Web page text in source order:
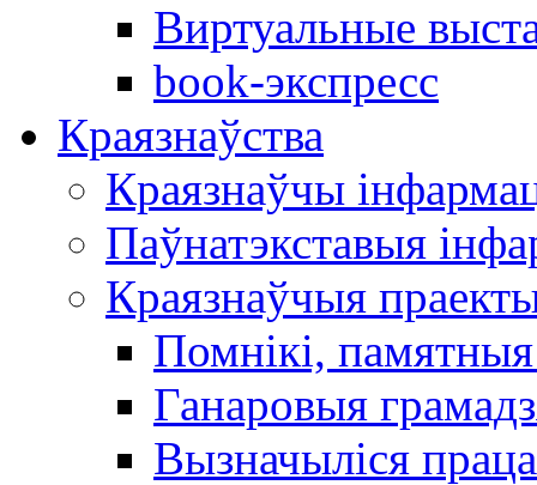
Виртуальные
book-экспресс
Краязнаўства
Краязнаўчы
Паўнатэкставыя
Краязнаўчыя
Помнікі,
Ганаровыя
Вызначыліся